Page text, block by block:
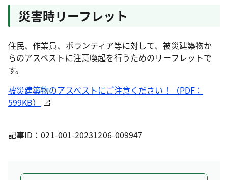
災害時リーフレット
住民、作業員、ボランティア等に対して、被災建築物か
らのアスベストに注意喚起を行うためのリーフレットで
す。
被災建築物のアスベストにご注意ください！（PDF：
599KB）
記事ID：021-001-20231206-009947